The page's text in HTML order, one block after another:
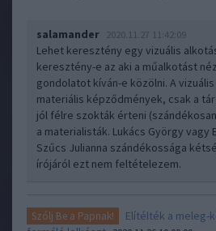
salamander 2020.11.27 11:42:09
Lehet keresztény egy vizuális
keresztény-e az aki a műalkotást
gondolatot kíván-e közölni. A
materiális képződmények, csak a
jól félre szokták érteni
a materialisták. Lukács György vagy
Szűcs Julianna szándékossága
írójáról ezt nem feltételezem.
Szólj Be a Papnak!
Elítélték a meleg-